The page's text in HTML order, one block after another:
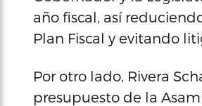
año fiscal, así
Plan Fiscal y evitando
Por otro lado, Rivera
presupuesto de la